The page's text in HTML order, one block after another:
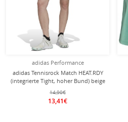
adidas Performance
adidas Tennisrock Match HEAT.RDY
(integrierte Tight, hoher Bund) beige
Damen
14,90€
13,41€